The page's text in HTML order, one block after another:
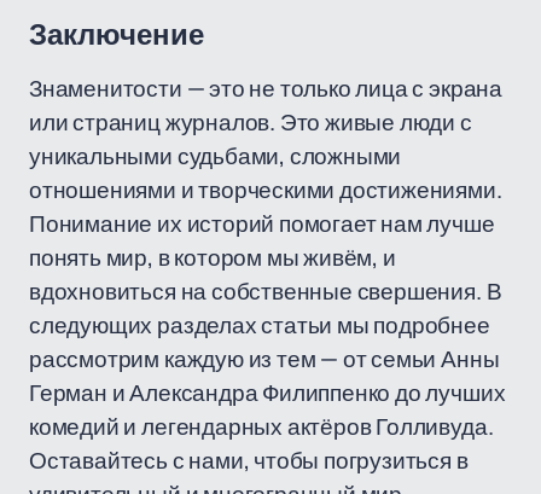
Заключение
Знаменитости — это не только лица с экрана
или страниц журналов. Это живые люди с
уникальными судьбами, сложными
отношениями и творческими достижениями.
Понимание их историй помогает нам лучше
понять мир, в котором мы живём, и
вдохновиться на собственные свершения. В
следующих разделах статьи мы подробнее
рассмотрим каждую из тем — от семьи Анны
Герман и Александра Филиппенко до лучших
комедий и легендарных актёров Голливуда.
Оставайтесь с нами, чтобы погрузиться в